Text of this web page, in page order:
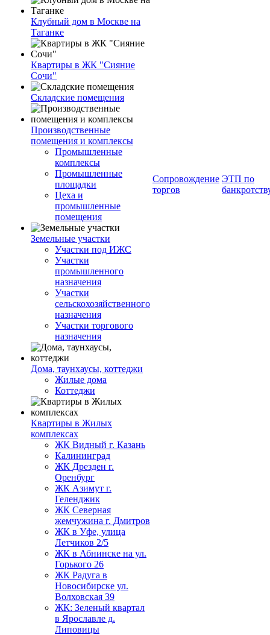
Клубный дом в Москве на
Таганке
Квартиры в ЖК "Сияние
Сочи"
Складские помещения
Производственные
помещения и комплексы
Промышленные
комплексы
Промышленные
площадки
Цеха и
промышленные
помещения
Земельные участки
Участки под ИЖС
Участки
промышленного
назначения
Участки
сельскохозяйственного
назначения
Участки торгового
назначения
Дома, таунхаусы, коттеджи
Жилые дома
Коттеджи
Квартиры в Жилых
комплексах
ЖК Видный г. Казань
Калининград
ЖК Дрезден г.
Оренбург
ЖК Азимут г.
Геленджик
ЖК Северная
жемчужина г. Дмитров
ЖК в Уфе, улица
Летчиков 2/5
ЖК в Абнинске на ул.
Горького 26
ЖК Радуга в
Новосибирске ул.
Волховская 39
ЖК: Зеленый квартал
в Ярославле д.
Липовицы
Сопровождение
торгов
ЭТП по